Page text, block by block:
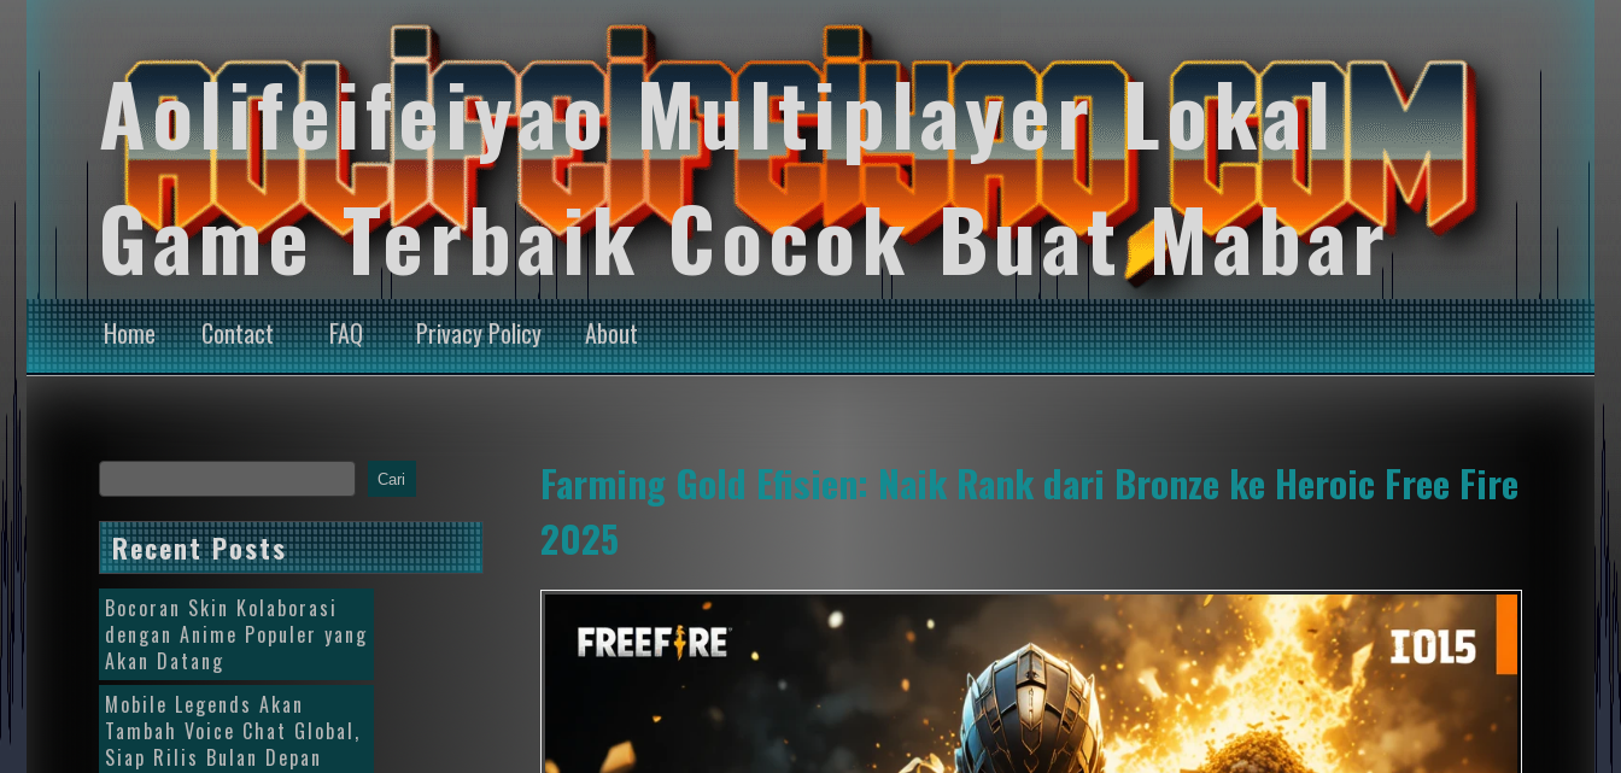
Aolifeifeiyao Multiplayer Lokal
Game Terbaik Cocok Buat Mabar
Home Contact FAQ Privacy Policy About
Farming Gold Efisien: Naik Rank dari Bronze ke Heroic Free Fire
2025
Cari
Recent Posts
Bocoran Skin Kolaborasi
dengan Anime Populer yang
Akan Datang
Mobile Legends Akan
Tambah Voice Chat Global,
Siap Rilis Bulan Depan